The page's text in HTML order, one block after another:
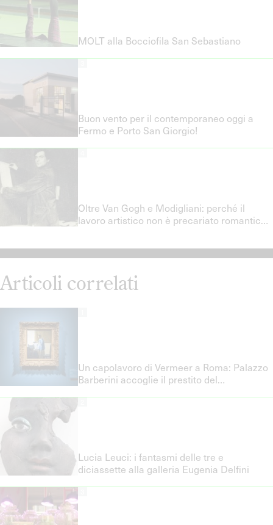
MOLT alla Bocciofila San Sebastiano
Buon vento per il contemporaneo oggi a
Fermo e Porto San Giorgio!
Oltre Van Gogh e Modigliani: perché il
lavoro artistico non è precariato romantico
Articoli correlati
Un capolavoro di Vermeer a Roma: Palazzo
Barberini accoglie il prestito del
Lucia Leuci: i fantasmi delle tre e
diciassette alla galleria Eugenia Delfini